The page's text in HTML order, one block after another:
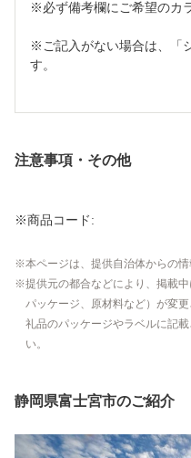
※必ず備考欄にご希望のカ
※ご記入がない場合は、「
す。
注意事項・その他
※商品コード:
本ページは、提供自治体からの
提供元の都合などにより、掲載
パッケージ、原材料など）が変
礼品のパッケージやラベルに記
い。
静岡県富士宮市のご紹介